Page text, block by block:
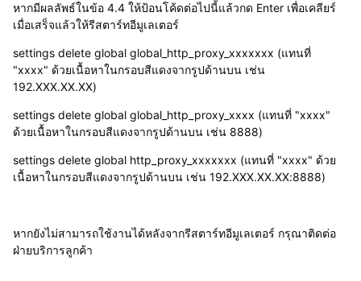
หากมีผลลัพธ์ในข้อ 4.4 ให้ป้อนโค้ดต่อไปนี้แล้วกด Enter เพื่อเคลียร์
เมื่อเสร็จแล้วให้รีสตาร์ทอีมูเลเตอร์
settings delete global global_http_proxy_xxxxxxx (แทนที่
"xxxx" ด้วยเนื้อหาในกรอบสีแดงจากรูปด้านบน เช่น
192.XXX.XX.XX)
settings delete global global_http_proxy_xxxx (แทนที่ "xxxx"
ด้วยเนื้อหาในกรอบสีแดงจากรูปด้านบน เช่น 8888)
settings delete global http_proxy_xxxxxxx (แทนที่ "xxxx" ด้วย
เนื้อหาในกรอบสีแดงจากรูปด้านบน เช่น 192.XXX.XX.XX:8888)
หากยังไม่สามารถใช้งานได้หลังจากรีสตาร์ทอีมูเลเตอร์ กรุณาติดต่อ
ฝ่ายบริการลูกค้า